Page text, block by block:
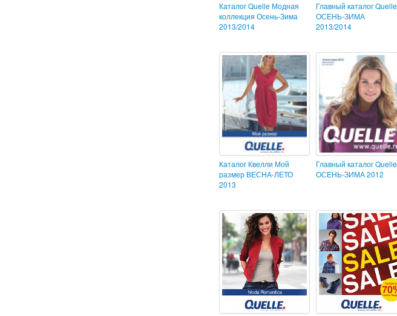
Каталог Quelle Модная
коллекция Осень-Зима
2013/2014
Главный каталог Quelle
ОСЕНЬ-ЗИМА
2013/2014
Каталог Квелли Мой
размер ВЕСНА-ЛЕТО
2013
Главный каталог Quelle
ОСЕНЬ-ЗИМА 2012